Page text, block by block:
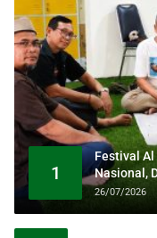
1
Festival Al
Nasional,
Masjid
26/07/2026